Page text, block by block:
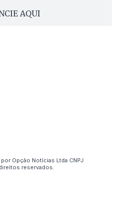
AQUI
Opção Notícias Ltda CNPJ
reservados.